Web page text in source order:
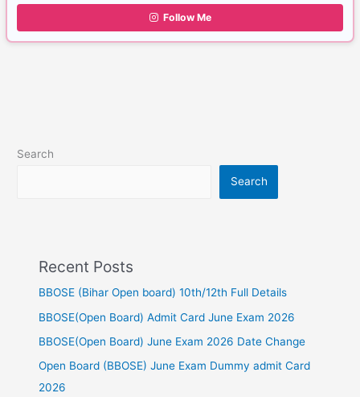
Follow Me
Search
Search
Recent Posts
BBOSE (Bihar Open board) 10th/12th Full Details
BBOSE(Open Board) Admit Card June Exam 2026
BBOSE(Open Board) June Exam 2026 Date Change
Open Board (BBOSE) June Exam Dummy admit Card
2026